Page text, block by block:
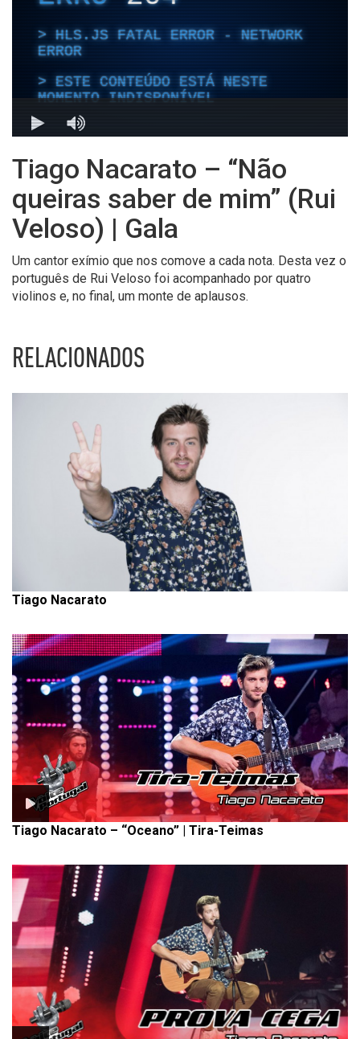
Tiago Nacarato – “Não
queiras saber de mim” (Rui
Veloso) | Gala
Um cantor exímio que nos comove a cada nota. Desta vez o
português de Rui Veloso foi acompanhado por quatro
violinos e, no final, um monte de aplausos.
RELACIONADOS
Tiago Nacarato
Tiago Nacarato – “Oceano” | Tira-Teimas